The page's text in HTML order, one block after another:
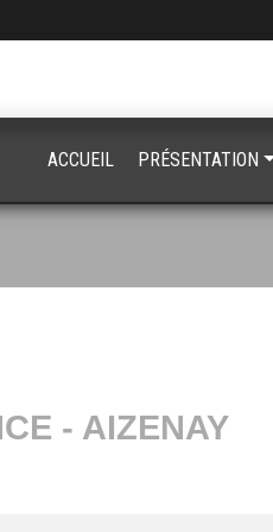
- AIZENAY
ACCUEIL PRÉSENTATION